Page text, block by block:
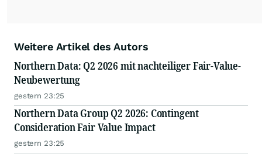
Weitere Artikel des Autors
Northern Data: Q2 2026 mit nachteiliger Fair-Value-
Neubewertung
gestern 23:25
Northern Data Group Q2 2026: Contingent
Consideration Fair Value Impact
gestern 23:25